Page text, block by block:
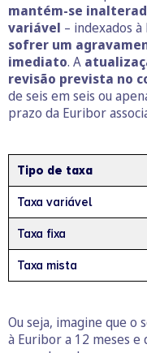
mantém-se
variável – indexados
sofrer um
imediato. A
revisão prevista no
de seis em seis ou
prazo da Euribor
Tipo de taxa
Taxa variável
Taxa fixa
Taxa mista
Ou seja, imagine que o
à Euribor a 12 meses